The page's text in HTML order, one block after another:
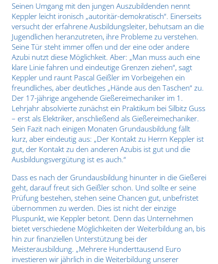
Seinen Umgang mit den jungen Auszubildenden nennt
Keppler leicht ironisch „autoritär-demokratisch“. Einerseits
versucht der erfahrene Ausbildungsleiter, behutsam an die
Jugendlichen heranzutreten, ihre Probleme zu verstehen.
Seine Tür steht immer offen und der eine oder andere
Azubi nutzt diese Möglichkeit. Aber: „Man muss auch eine
klare Linie fahren und eindeutige Grenzen ziehen“, sagt
Keppler und raunt Pascal Geißler im Vorbeigehen ein
freundliches, aber deutliches „Hände aus den Taschen“ zu.
Der 17-jährige angehende Gießereimechaniker im 1.
Lehrjahr absolvierte zunächst ein Praktikum bei Silbitz Guss
– erst als Elektriker, anschließend als Gießereimechaniker.
Sein Fazit nach einigen Monaten Grundausbildung fällt
kurz, aber eindeutig aus: „Der Kontakt zu Herrn Keppler ist
gut, der Kontakt zu den anderen Azubis ist gut und die
Ausbildungsvergütung ist es auch.“
Dass es nach der Grundausbildung hinunter in die Gießerei
geht, darauf freut sich Geißler schon. Und sollte er seine
Prüfung bestehen, stehen seine Chancen gut, unbefristet
übernommen zu werden. Dies ist nicht der einzige
Pluspunkt, wie Keppler betont. Denn das Unternehmen
bietet verschiedene Möglichkeiten der Weiterbildung an, bis
hin zur finanziellen Unterstützung bei der
Meisterausbildung. „Mehrere Hunderttausend Euro
investieren wir jährlich in die Weiterbildung unserer